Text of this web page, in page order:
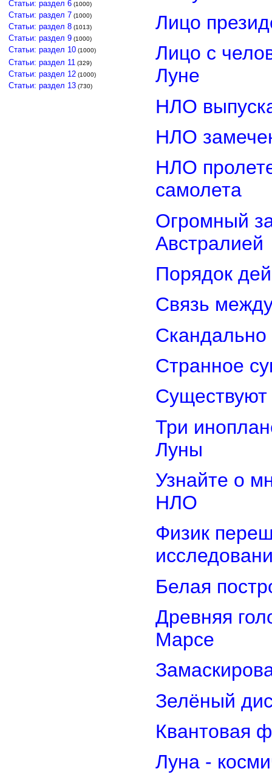
Статьи: раздел 6 (1000)
Статьи: раздел 7 (1000)
Статьи: раздел 8 (1013)
Статьи: раздел 9 (1000)
Статьи: раздел 10 (1000)
Статьи: раздел 11 (329)
Статьи: раздел 12 (1000)
Статьи: раздел 13 (730)
Лицо
Лицо с
Луне
НЛО
НЛО
НЛО
самолета
Огромный
Австралией
Порядок
Связь
Странное
Три
Луны
Узнайте о
НЛО
Физик
Белая
Древняя
Марсе
Зелёный
Квантовая
Луна -